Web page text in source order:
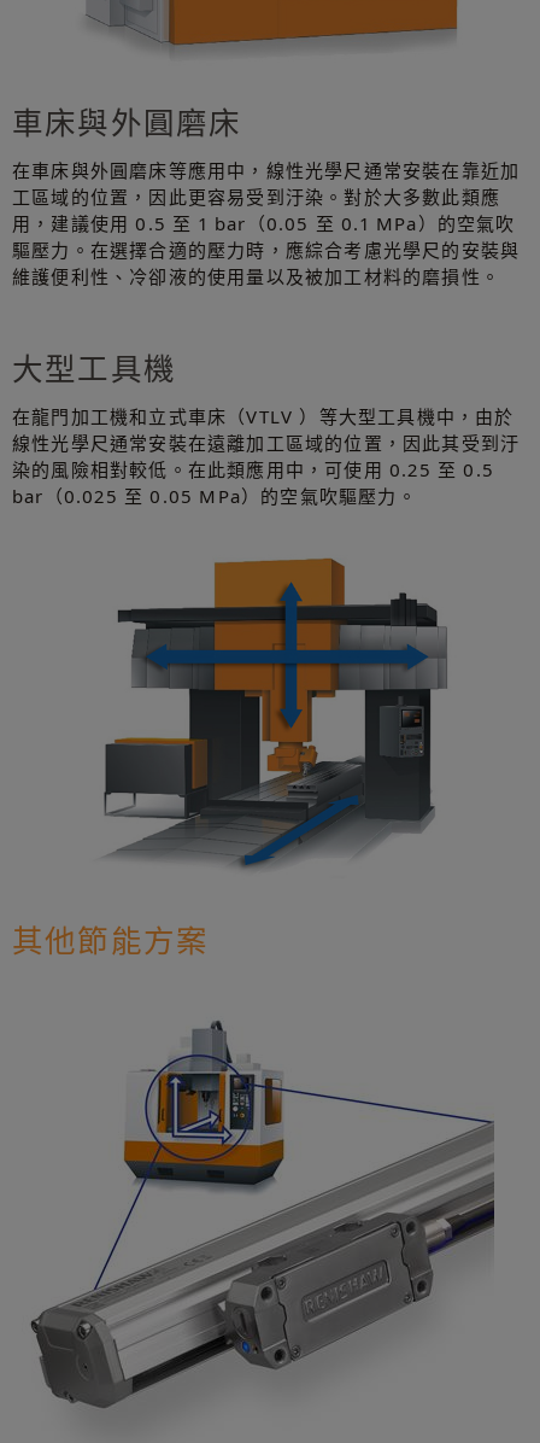
車床與外圓磨床
在車床與外圓磨床等應用中，線性光學尺通常安裝在靠近加
工區域的位置，因此更容易受到汙染。對於大多數此類應
用，建議使用 0.5 至 1 bar（0.05 至 0.1 MPa）的空氣吹
驅壓力。在選擇合適的壓力時，應綜合考慮光學尺的安裝與
維護便利性、冷卻液的使用量以及被加工材料的磨損性。
大型工具機
在龍門加工機和立式車床（VTLV ）等大型工具機中，由於
線性光學尺通常安裝在遠離加工區域的位置，因此其受到汙
染的風險相對較低。在此類應用中，可使用 0.25 至 0.5
bar（0.025 至 0.05 MPa）的空氣吹驅壓力。
其他節能方案